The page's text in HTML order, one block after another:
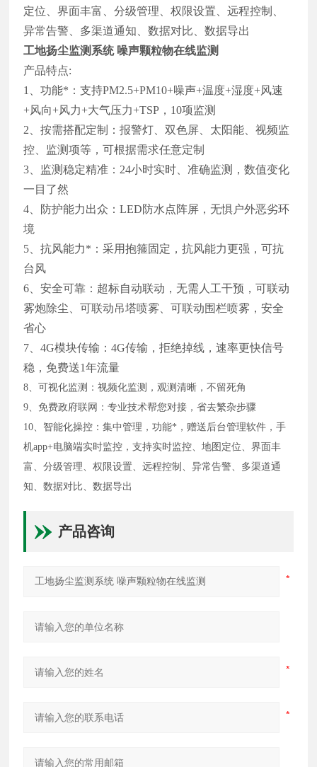
定位、界面丰富、分级管理、权限设置、远程控制、
异常告警、多渠道通知、数据对比、数据导出
工地扬尘监测系统 噪声颗粒物在线监测
产品特点:
1、功能*：支持PM2.5+PM10+噪声+温度+湿度+风速
+风向+风力+大气压力+TSP，10项监测
2、按需搭配定制：报警灯、双色屏、太阳能、视频监
控、监测项等，可根据需求任意定制
3、监测稳定精准：24小时实时、准确监测，数值变化
一目了然
4、防护能力出众：LED防水点阵屏，无惧户外恶劣环
境
5、抗风能力*：采用抱箍固定，抗风能力更强，可抗
台风
6、安全可靠：超标自动联动，无需人工干预，可联动
雾炮除尘、可联动吊塔喷雾、可联动围栏喷雾，安全
省心
7、4G模块传输：4G传输，拒绝掉线，速率更快信号
稳，免费送1年流量
8、可视化监测：视频化监测，观测清晰，不留死角
9、免费政府联网：专业技术帮您对接，省去繁杂步骤
10、智能化操控：集中管理，功能*，赠送后台管理软件，手
机app+电脑端实时监控，支持实时监控、地图定位、界面丰
富、分级管理、权限设置、远程控制、异常告警、多渠道通
知、数据对比、数据导出
产品咨询